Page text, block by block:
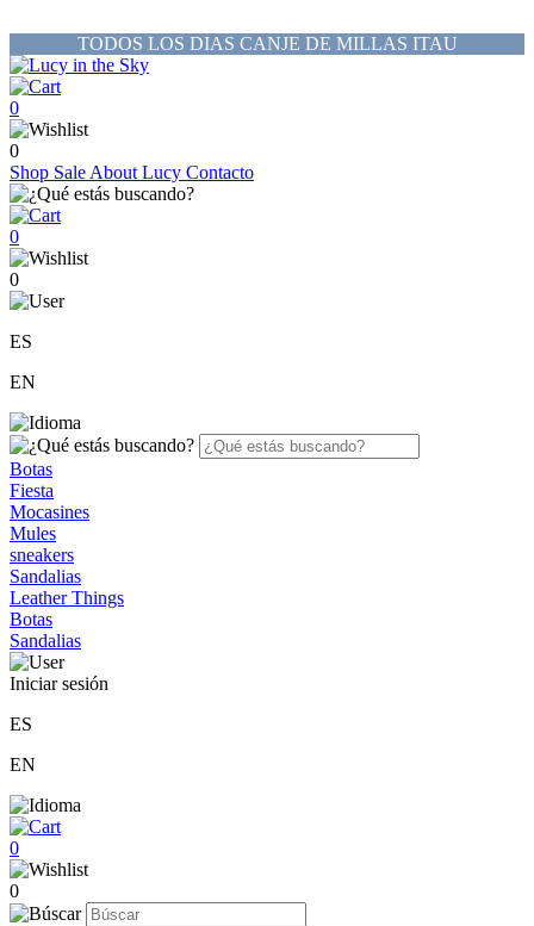
TODOS LOS DIAS CANJE DE MILLAS ITAU
0
0
Shop Sale About Lucy Contacto
0
0
ES
EN
Botas
Fiesta
Mocasines
Mules
sneakers
Sandalias
Leather Things
Botas
Sandalias
Iniciar sesión
ES
EN
0
0